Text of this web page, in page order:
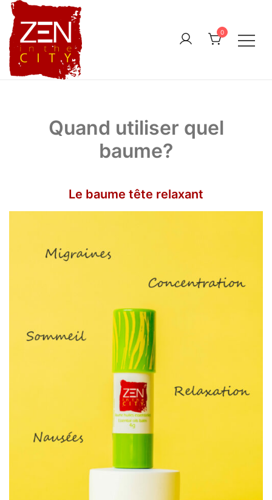
Skip
content
0
Quand utiliser quel
baume?
Le baume tête relaxant